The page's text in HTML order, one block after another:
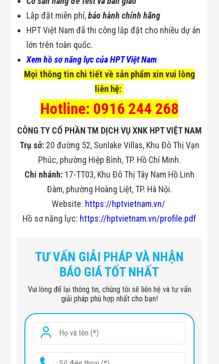
Lắp đặt miễn phí,bảo hành chính hãng
HPT Việt Nam đã thi công lắp đặt cho nhiều dự án
lớn trên toàn quốc.
Xem hồ sơ năng lực của HPT Việt Nam
Mọi thông tin chi tiết về sản phẩm xin vui lòng
liên hệ:
Hotline: 0916 244 268
CÔNG TY CỔ PHẦN TM DỊCH VỤ XNK HPT VIỆT NAM
Trụ sở: 20 đường 52, Sunlake Villas, Khu Đô Thị Vạn
Phúc, phường Hiệp Bình, TP. Hồ Chí Minh.
Chi nhánh:17-TT03, Khu Đô Thị Tây Nam Hồ Linh
Đàm, phường Hoàng Liệt, TP. Hà Nội.
Website: https://hptvietnam.vn/
Hồ sơ năng lực: https://hptvietnam.vn/profile.pdf
TƯ VẤN GIẢI PHÁP VÀ NHẬN
BÁO GIÁ TỐT NHẤT
Vui lòng để lại thông tin, chúng tôi sẽ liên hệ và tư vấn
giải pháp phù hợp nhất cho bạn!